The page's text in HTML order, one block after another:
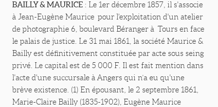
BAILLY & MAURICE : Le 1er décembre 1857, il s'associe
à Jean-Eugène Maurice pour l'exploitation d'un atelier
de photographie 6, boulevard Béranger à Tours en face
le palais de justice. Le 31 mai 1861, la société Maurice &
Bailly est définitivement constituée par acte sous seing
privé. Le capital est de 5 000 F. Il est fait mention dans
l'acte d'une succursale à Angers qui n’a eu qu'une
brève existence. (1) En épousant, le 2 septembre 1861,
Marie-Claire Bailly (1835-1902), Eugène Maurice